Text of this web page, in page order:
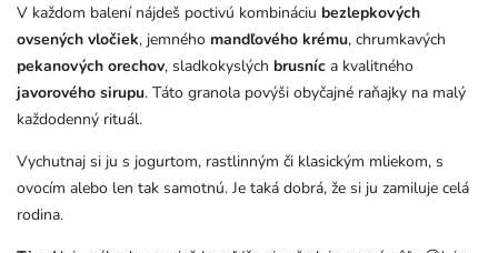
V každom balení nájdeš poctivú kombináciu bezlepkových
ovsených vločiek, jemného mandľového krému, chrumkavých
pekanových orechov, sladkokyslých brusníc a kvalitného
javorového sirupu. Táto granola povýši obyčajné raňajky na malý
každodenný rituál.
Vychutnaj si ju s jogurtom, rastlinným či klasickým mliekom, s
ovocím alebo len tak samotnú. Je taká dobrá, že si ju zamiluje celá
rodina.